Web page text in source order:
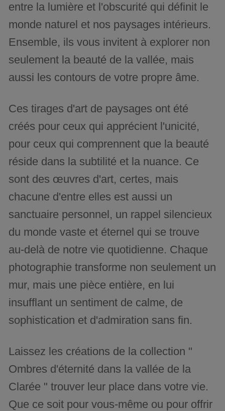
entre la lumière et l'obscurité qui définit le
monde naturel et nos paysages intérieurs.
Ensemble, ils vous invitent à explorer non
seulement la beauté de la vallée, mais
aussi les contours de votre propre âme.
Ces tirages d'art de paysages ont été
créés pour ceux qui apprécient l'unicité,
pour ceux qui comprennent que la beauté
réside dans la subtilité et la nuance. Ce
sont des œuvres d'art, certes, mais
chacune d'entre elles est aussi un
sanctuaire personnel, un rappel silencieux
du monde vaste et éternel qui se trouve
au-delà de notre vie quotidienne. Chaque
photographie transforme non seulement un
mur, mais une pièce entière, en lui
insufflant un sentiment de calme, de
sophistication et d'admiration sans fin.
Laissez les créations de la collection "
Ombres d'éternité dans la vallée de la
Clarée " trouver leur place dans votre vie.
Que ce soit pour vous-même ou pour offrir